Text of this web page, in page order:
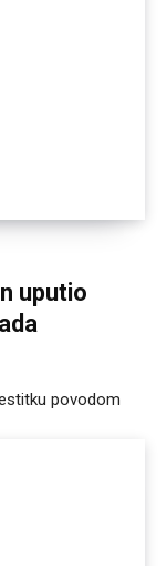
uputio